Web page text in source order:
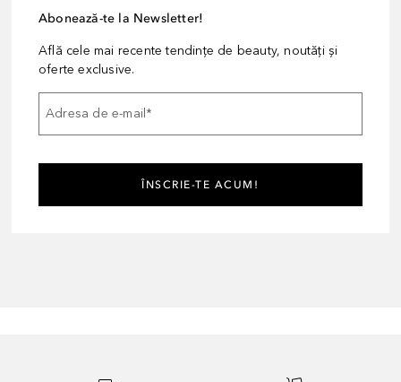
Abonează-te la Newsletter!
Află cele mai recente tendințe de beauty, noutăți și
oferte exclusive.
Adresa de e-mail*
ÎNSCRIE-TE ACUM!